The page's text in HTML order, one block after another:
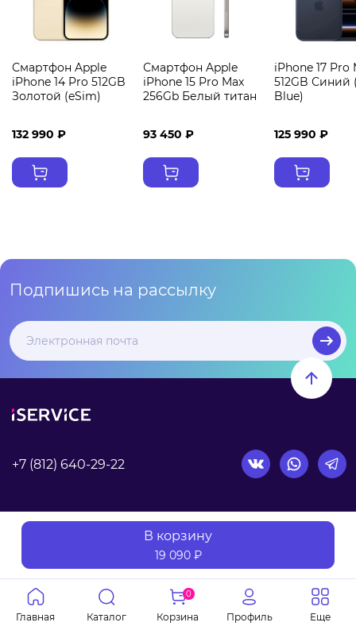
Смартфон Apple
iPhone 14 Pro 512GB
Золотой (eSim)
132 990 ₽
Смартфон Apple
iPhone 15 Pro Max
256Gb Белый титан
93 450 ₽
iPhone 17 Pro
512GB Синий
Blue)
125 990 ₽
Подпишись на рассылку
+7 (812) 640-29-22
© iService - техника Apple 2006-2026. Стоимость указана
Вся информация на сайте носит справочный характер и не
является публичной офертой.
Согласие на обработку персональных данных
В корзину
19 090 ₽
Главная Каталог Корзина
0
Профиль Еще